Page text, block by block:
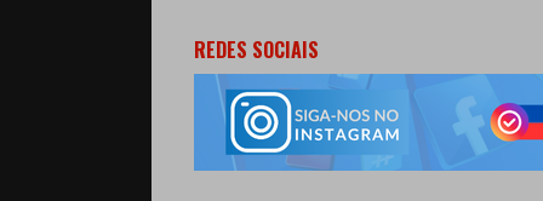
REDES SOCIAIS